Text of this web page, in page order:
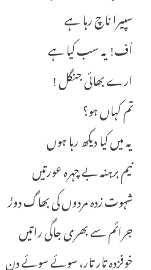
سپیرا ناچ رہا ہے
اُف! یہ سب کیا ہے
ارے بھائی جنگل !
تم کہاں ہو؟
یہ میں کیا دیکھ رہا ہوں
نیم برہنہ بے چہرہ عورتیں
شہوت زدہ مردوں کی بھاگ دوڑ
جرائم سے بھری جاگی راتیں
خوفزدہ تار تار، سوئے سوئے دن